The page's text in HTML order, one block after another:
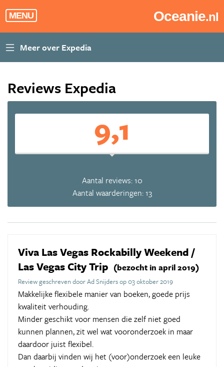
MENU Oceanie.nl
Reviews Expedia
9,1
Aantal reviews: 10
Aantal waarderingen: 13
Viva Las Vegas Rockabilly Weekend /
Las Vegas City Trip (bezocht in april 2019)
Review geschreven door Ad Snijders op 03 oktober 2019
Makkelijke flexibele manier van boeken, goede prijs
kwaliteit verhouding.
Minder geschikt voor mensen die zelf niet goed
kunnen plannen, zit wel wat vooronderzoek in maar
daardoor juist flexibel.
Dan daarbij vinden wij het (voor)onderzoek een leuke